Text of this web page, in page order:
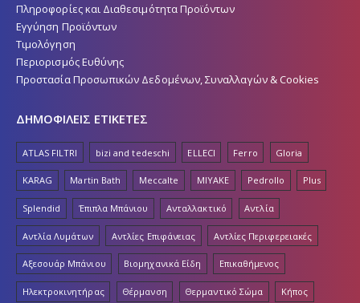
Πληροφορίες και Διαθεσιμότητα Προϊόντων
Εγγύηση Προϊόντων
Τιμολόγηση
Περιορισμός Ευθύνης
Προστασία Προσωπικών Δεδομένων, Συναλλαγών & Cookies
ΔΗΜΟΦΙΛΕΙΣ ΕΤΙΚΕΤΕΣ
ATLAS FILTRI bizi and tedeschi ELLECI Ferro Gloria
KARAG Martin Bath Meccalte MIYAKE Pedrollo Plus
Splendid Έπιπλα Μπάνιου Ανταλλακτικό Αντλία
Αντλία Λυμάτων Αντλίες Επιφάνειας Αντλίες Περιφερειακές
Αξεσουάρ Μπάνιου Βιομηχανικά Είδη Επικαθήμενος
Ηλεκτροκινητήρας Θέρμανση Θερμαντικό Σώμα Κήπος